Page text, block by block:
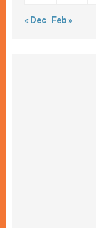
« Dec Feb »